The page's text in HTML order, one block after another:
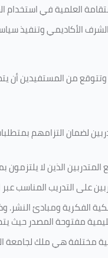
العلمية في
الأكاديمي وتنفيذ
وتتوقع من المستفيدين أن
لضمان التزامهم
الذين لا يلتزمون
على التدريب المناسب
الفكرية ومبادئ
مفتوحة المصدر حيث
مختلفة هي ملك